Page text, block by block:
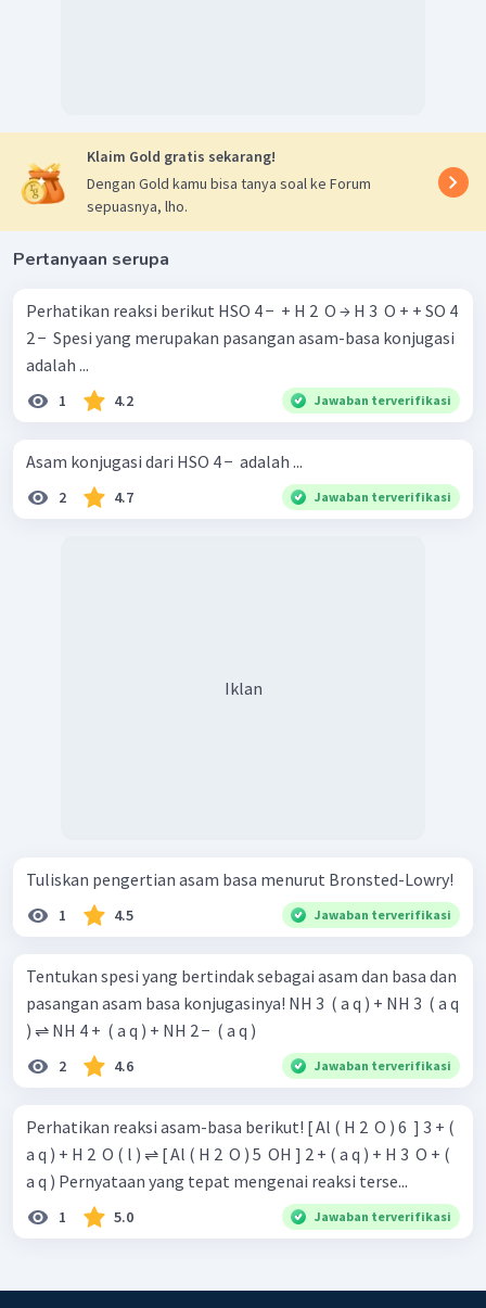
Klaim Gold gratis sekarang!
Dengan Gold kamu bisa tanya soal ke Forum
sepuasnya, lho.
Pertanyaan serupa
Perhatikan reaksi berikut HSO 4 − ​ + H 2 ​ O → H 3 ​ O + + SO 4
2 − ​ Spesi yang merupakan pasangan asam-basa konjugasi
adalah ...
1 4.2 Jawaban terverifikasi
Asam konjugasi dari HSO 4 − ​ adalah ...
2 4.7 Jawaban terverifikasi
Iklan
Tuliskan pengertian asam basa menurut Bronsted-Lowry!
1 4.5 Jawaban terverifikasi
Tentukan spesi yang bertindak sebagai asam dan basa dan
pasangan asam basa konjugasinya! NH 3 ​ ( a q ) + NH 3 ​ ( a q
) ⇌ NH 4 + ​ ( a q ) + NH 2 − ​ ( a q )
2 4.6 Jawaban terverifikasi
Perhatikan reaksi asam-basa berikut! [ Al ( H 2 ​ O ) 6 ​ ] 3 + (
a q ) + H 2 ​ O ( l ) ⇌ [ Al ( H 2 ​ O ) 5 ​ OH ] 2 + ( a q ) + H 3 ​ O + (
a q ) Pernyataan yang tepat mengenai reaksi terse...
1 5.0 Jawaban terverifikasi